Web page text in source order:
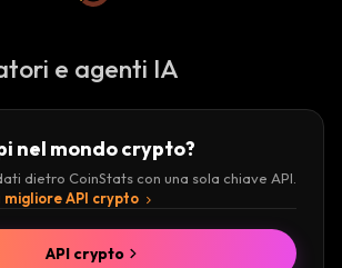
e agenti IA
nel mondo crypto?
dietro CoinStats con una sola chiave API.
migliore API crypto
API crypto